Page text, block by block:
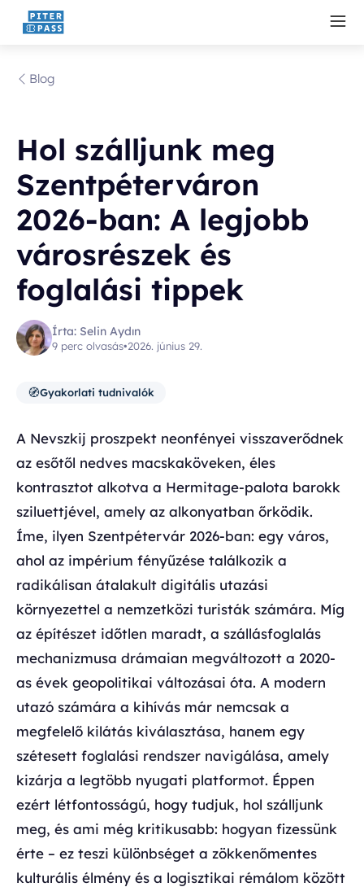
Blog
Hol szálljunk meg
Szentpéterváron
2026-ban: A legjobb
városrészek és
foglalási tippek
Írta: Selin Aydın
9 perc olvasás•2026. június 29.
🧭Gyakorlati tudnivalók
A Nevszkij proszpekt neonfényei visszaverődnek
az esőtől nedves macskaköveken, éles
kontrasztot alkotva a Hermitage-palota barokk
sziluettjével, amely az alkonyatban őrködik.
Íme, ilyen Szentpétervár 2026-ban: egy város,
ahol az impérium fényűzése találkozik a
radikálisan átalakult digitális utazási
környezettel a nemzetközi turisták számára. Míg
az építészet időtlen maradt, a szállásfoglalás
mechanizmusa drámaian megváltozott a 2020-
as évek geopolitikai változásai óta. A modern
utazó számára a kihívás már nemcsak a
megfelelő kilátás kiválasztása, hanem egy
szétesett foglalási rendszer navigálása, amely
kizárja a legtöbb nyugati platformot. Éppen
ezért létfontosságú, hogy tudjuk, hol szálljunk
meg, és ami még kritikusabb: hogyan fizessünk
érte – ez teszi különbséget a zökkenőmentes
kulturális élmény és a logisztikai rémálom között